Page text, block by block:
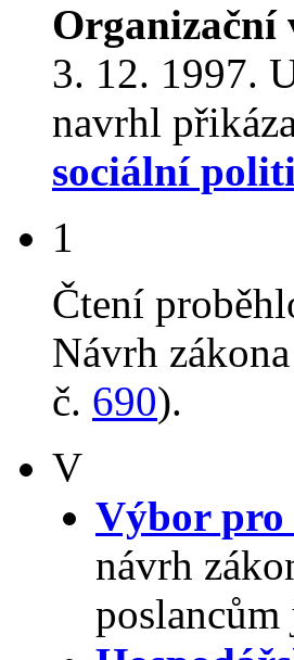
Organizační
3. 12. 1997.
navrhl
sociální
1
Čtení
Návrh zákona
č. 690).
V
Výbor
návrh